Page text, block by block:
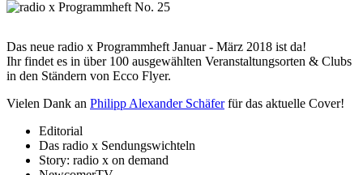
Das neue radio x Programmheft Januar - März 2018 ist da!
Ihr findet es in über 100 ausgewählten Veranstaltungsorten & Clubs
in den Ständern von Ecco Flyer.
Vielen Dank an Philipp Alexander Schäferfür das aktuelle Cover!
Editorial
Das radio x Sendungswichteln
Story: radio x on demand